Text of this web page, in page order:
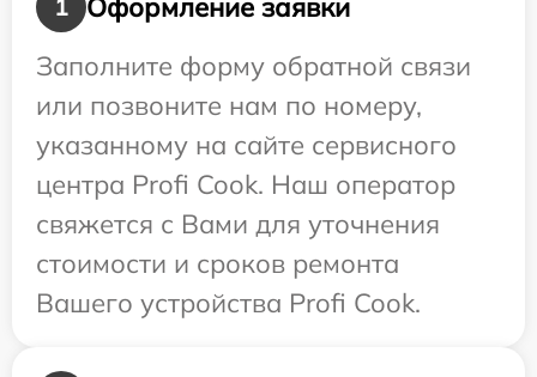
1
Оформление заявки
Заполните форму обратной связи
или позвоните нам по номеру,
указанному на сайте сервисного
центра Profi Cook. Наш оператор
свяжется с Вами для уточнения
стоимости и сроков ремонта
Вашего устройства Profi Cook.